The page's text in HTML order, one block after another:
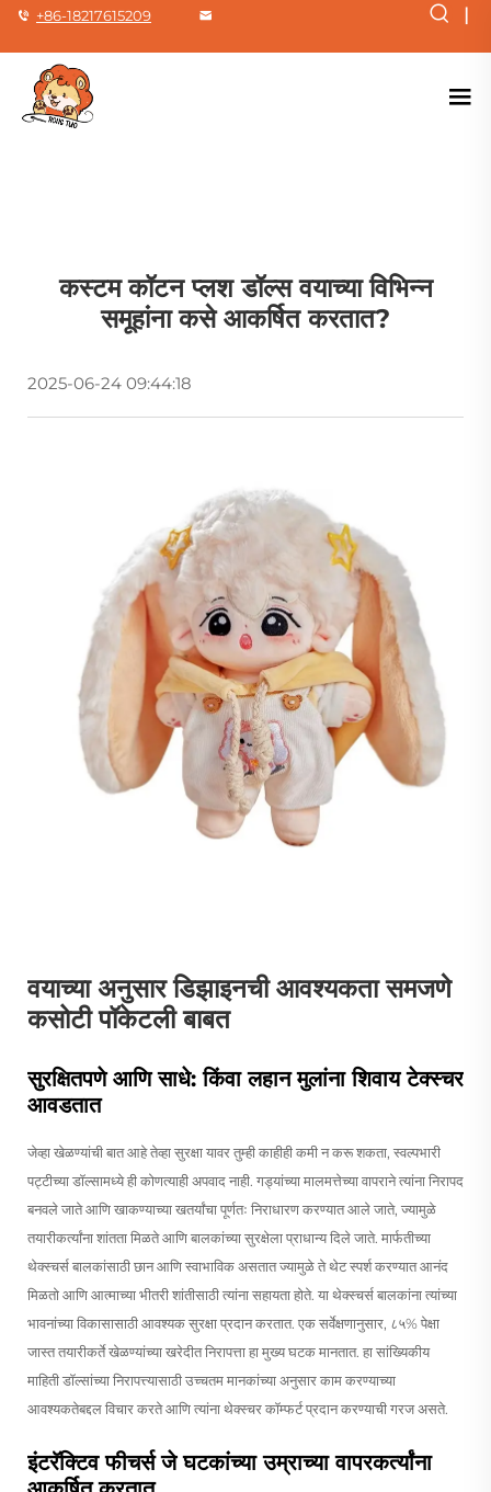
+86-18217615209 |
कस्टम कॉटन प्लश डॉल्स वयाच्या विभिन्न
समूहांना कसे आकर्षित करतात?
2025-06-24 09:44:18
वयाच्या अनुसार डिझाइनची आवश्यकता समजणे
कसोटी पॉकेटली बाबत
सुरक्षितपणे आणि साधे: किंवा लहान मुलांना शिवाय टेक्स्चर
आवडतात
जेव्हा खेळण्यांची बात आहे तेव्हा सुरक्षा यावर तुम्ही काहीही कमी न करू शकता, स्वल्पभारी
पट्टीच्या डॉल्सामध्ये ही कोणत्याही अपवाद नाही. गड्यांच्या मालमत्तेच्या वापराने त्यांना निरापद
बनवले जाते आणि खाकण्याच्या खतर्यांचा पूर्णतः निराधारण करण्यात आले जाते, ज्यामुळे
तयारीकर्त्यांना शांतता मिळते आणि बालकांच्या सुरक्षेला प्राधान्य दिले जाते. मार्फतीच्या
थेक्स्चर्स बालकांसाठी छान आणि स्वाभाविक असतात ज्यामुळे ते थेट स्पर्श करण्यात आनंद
मिळतो आणि आत्माच्या भीतरी शांतीसाठी त्यांना सहायता होते. या थेक्स्चर्स बालकांना त्यांच्या
भावनांच्या विकासासाठी आवश्यक सुरक्षा प्रदान करतात. एक सर्वेक्षणानुसार, ८५% पेक्षा
जास्त तयारीकर्ते खेळण्यांच्या खरेदीत निरापत्ता हा मुख्य घटक मानतात. हा सांख्यिकीय
माहिती डॉल्सांच्या निरापत्त्यासाठी उच्चतम मानकांच्या अनुसार काम करण्याच्या
आवश्यकतेबद्दल विचार करते आणि त्यांना थेक्स्चर कॉम्फर्ट प्रदान करण्याची गरज असते.
इंटरॅक्टिव फीचर्स जे घटकांच्या उम्राच्या वापरकर्त्यांना